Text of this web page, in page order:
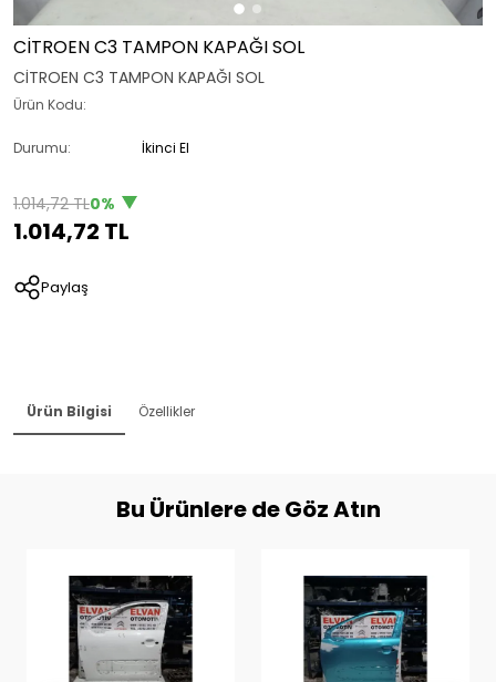
CİTROEN C3 TAMPON KAPAĞI SOL
CİTROEN C3 TAMPON KAPAĞI SOL
Ürün Kodu:
Durumu: İkinci El
1.014,72 TL0%
1.014,72 TL
Paylaş
Ürün Bilgisi Özellikler
Bu Ürünlere de Göz Atın